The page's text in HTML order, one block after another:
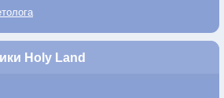
Holy Land